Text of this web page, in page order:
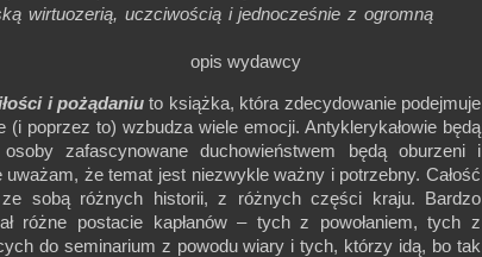
wirtuozerią, uczciwością i jednocześnie z ogromną
opis wydawcy
i pożądaniuto książka, która zdecydowanie podejmuje
(i poprzez to) wzbudza wiele emocji. Antyklerykałowie będą
zafascynowane duchowieństwem będą oburzeni i
że temat jest niezwykle ważny i potrzebny. Całość
sobą różnych historii, z różnych części kraju. Bardzo
różne postacie kapłanów – tych z powołaniem, tych z
do seminarium z powodu wiary i tych, którzy idą, bo tak